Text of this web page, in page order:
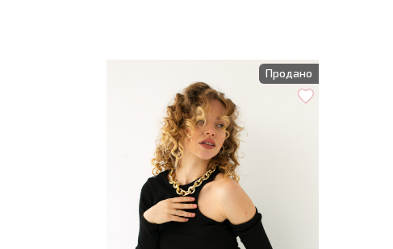
Продано